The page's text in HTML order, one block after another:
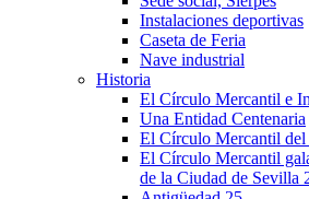
Instalaciones deportivas
Caseta de Feria
Nave industrial
Historia
El Círculo Mercantil e
Una Entidad Centenaria
El Círculo Mercantil
El Círculo Mercantil
de la Ciudad de Sevilla